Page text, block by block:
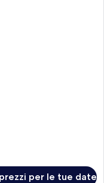
per le tue date